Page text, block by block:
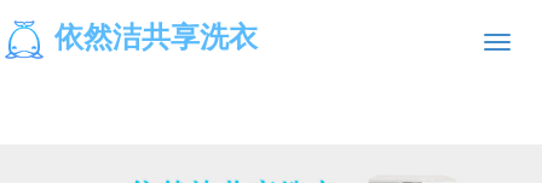
依然洁共享洗衣